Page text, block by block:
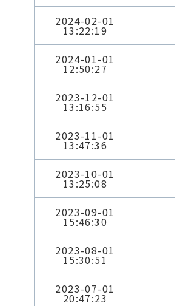
2024-02-01
13:22:19
2024-01-01
12:50:27
2023-12-01
13:16:55
2023-11-01
13:47:36
2023-10-01
13:25:08
2023-09-01
15:46:30
2023-08-01
15:30:51
2023-07-01
20:47:23